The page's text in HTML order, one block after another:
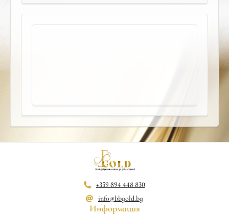
+359 894 448 830
info@bbgold.bg
Информация